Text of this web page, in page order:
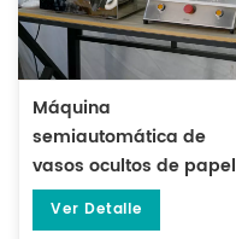
Máquina
semiautomática de
vasos ocultos de papel
de filtro eléctrico para
té DL-DYCB-12
Ver Detalle